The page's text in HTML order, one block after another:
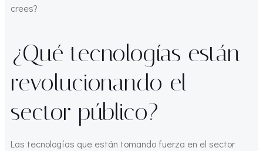
crees?
¿Qué tecnologías están
revolucionando el
sector público?
Las tecnologías que están tomando fuerza en el sector